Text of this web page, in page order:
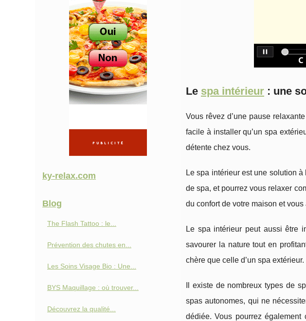
Le spa intérieur : une
Vous rêvez d’une pause
facile à installer qu’un spa
détente chez vous.
Le spa intérieur est une solution
de spa, et pourrez vous relaxer
du confort de votre maison et
Le spa intérieur peut aussi être
savourer la nature tout en
chère que celle d’un spa extérieur.
Il existe de nombreux types de
spas autonomes, qui ne
dédiée. Vous pourrez
ky-relax.com
Blog
The Flash Tattoo : le...
Prévention des chutes en...
Les Soins Visage Bio : Une...
BYS Maquillage : où trouver...
Découvrez la qualité...